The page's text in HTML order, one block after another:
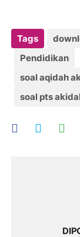
Tags
Pendidikan
soal aqidah
jawabannya
soal pts